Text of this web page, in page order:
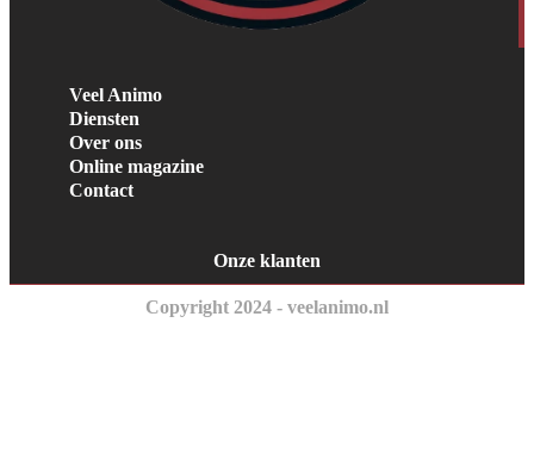
Veel Animo
Diensten
Over ons
Online magazine
Contact
Onze klanten
Copyright 2024 - veelanimo.nl